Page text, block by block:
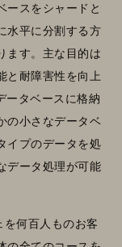
ースをシャードと
水平に分割する方
ます。主な目的は
と耐障害性を向上
ータベースに格納
の小さなデータベ
イプのデータを処
データ処理が可能
何百人ものお客